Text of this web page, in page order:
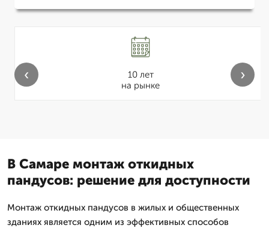
10 лет
на рынке
‹ ›
В Самаре монтаж откидных
пандусов: решение для доступности
Монтаж откидных пандусов в жилых и общественных
зданиях является одним из эффективных способов